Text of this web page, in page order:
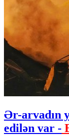
Ər-arvadın
edilən var -